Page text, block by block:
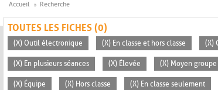
Accueil Recherche
TOUTES LES FICHES (0)
(X) Outil électronique (X) En classe et hors classe (X)
(X) En plusieurs séances (X) Élevée (X) Moyen
(X) Équipe (X) Hors classe (X) En classe seulement